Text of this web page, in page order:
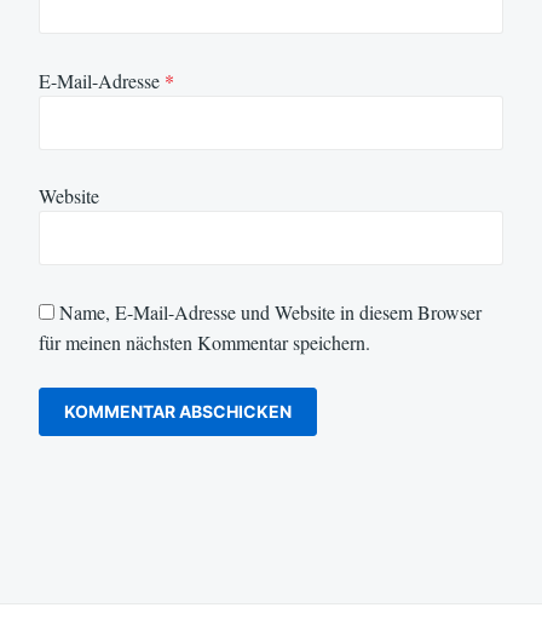
E-Mail-Adresse *
Website
Name, E-Mail-Adresse und Website in diesem Browser
für meinen nächsten Kommentar speichern.